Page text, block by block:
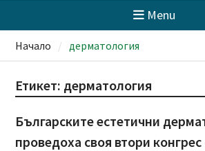
Menu
Начало дерматология
Етикет: дерматология
Българските естетични
проведоха своя втори конгрес